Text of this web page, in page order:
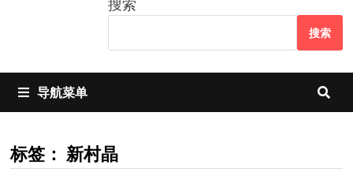
搜索
搜索
导航菜单
标签： 新村晶